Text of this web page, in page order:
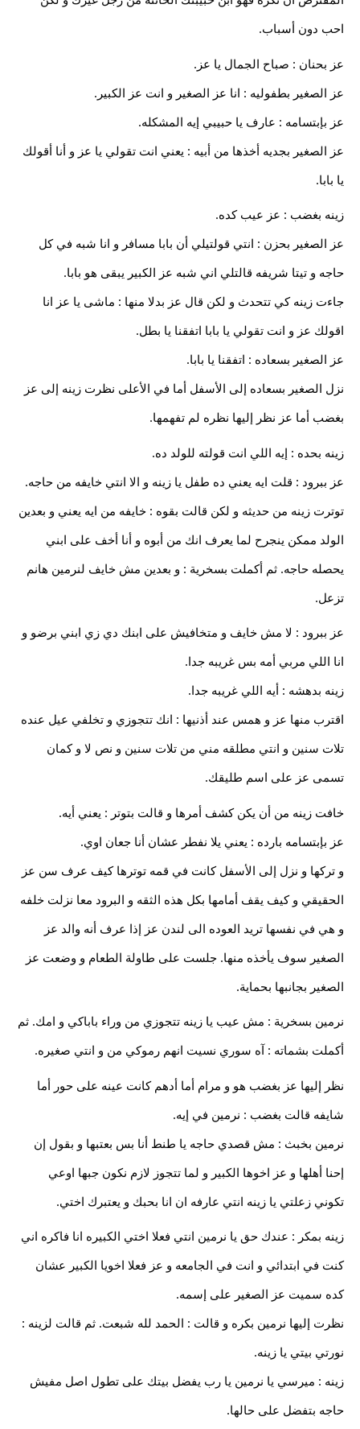
احب دون أسباب.
عز بحنان : صباح الجمال يا عز.
عز الصغير بطفوليه : انا عز الصغير و انت عز الكبير.
عز بإبتسامه : عارف يا حبيبي إيه المشكله.
عز الصغير بجديه أخذها من أبيه : يعني انت تقولي يا عز و أنا أقولك
يا بابا.
زينه بغضب : عز عيب كده.
عز الصغير بحزن : انتي قولتيلي أن بابا مسافر و انا شبه في كل
حاجه و تيتا شريفه قالتلي اني شبه عز الكبير يبقى هو بابا.
جاءت زينه كي تتحدث و لكن قال عز بدلا منها : ماشى يا عز انا
اقولك عز و انت تقولي يا بابا اتفقنا يا بطل.
عز الصغير بسعاده : اتفقنا يا بابا.
نزل الصغير بسعاده إلى الأسفل أما في الأعلى نظرت زينه إلى عز
بغضب أما عز نظر إليها نظره لم تفهمها.
زينه بحده : إيه اللي انت قولته للولد ده.
عز ببرود : قلت ايه يعني ده طفل يا زينه و الا انتي خايفه من حاجه.
توترت زينه من حديثه و لكن قالت بقوه : خايفه من ايه يعني و بعدين
الولد ممكن ينجرح لما يعرف انك من أبوه و أنا أخف على ابني
يحصله حاجه. ثم أكملت بسخرية : و بعدين مش خايف لنرمين هانم
تزعل.
عز ببرود : لا مش خايف و متخافيش على ابنك دي زي ابني برضو و
انا اللي مربي أمه بس غريبه جدا.
زينه بدهشه : أيه اللي غريبه جدا.
اقترب منها عز و همس عند أذنيها : انك تتجوزي و تخلفي عيل عنده
تلات سنين و انتي مطلقه مني من تلات سنين و نص لا و كمان
تسمى عز على اسم طليقك.
خافت زينه من أن يكن كشف أمرها و قالت بتوتر : يعني أيه.
عز بإبتسامه بارده : يعني يلا نفطر عشان أنا جعان اوي.
و تركها و نزل إلى الأسفل كانت في قمه توترها كيف عرف سن عز
الحقيقي و كيف يقف أمامها بكل هذه الثقه و البرود معا نزلت خلفه
و هي في نفسها تريد العوده الى لندن عز إذا عرف أنه والد عز
الصغير سوف يأخذه منها. جلست على طاولة الطعام و وضعت عز
الصغير بجانبها بحماية.
نرمين بسخرية : مش عيب يا زينه تتجوزي من وراء باباكي و امك. ثم
أكملت بشماته : آه سوري نسيت انهم رموكي من و انتي صغيره.
نظر إليها عز بغضب هو و مرام أما أدهم كانت عينه على حور أما
شايفه قالت بغضب : نرمين في إيه.
نرمين بخبث : مش قصدي حاجه يا طنط أنا بس بعتبها و بقول إن
إحنا أهلها و عز اخوها الكبير و لما تتجوز لازم نكون جبها اوعي
تكوني زعلتي يا زينه انتي عارفه ان انا بحبك و يعتبرك اختي.
زينه بمكر : عندك حق يا نرمين انتي فعلا اختي الكبيره انا فاكره اني
كنت في ابتدائي و انت في الجامعه و عز فعلا اخويا الكبير عشان
كده سميت عز الصغير على إسمه.
نظرت إليها نرمين بكره و قالت : الحمد لله شبعت. ثم قالت لزينه :
نورتي بيتي يا زينه.
زينه : ميرسي يا نرمين يا رب يفضل بيتك على تطول اصل مفيش
حاجه بتفضل على حالها.